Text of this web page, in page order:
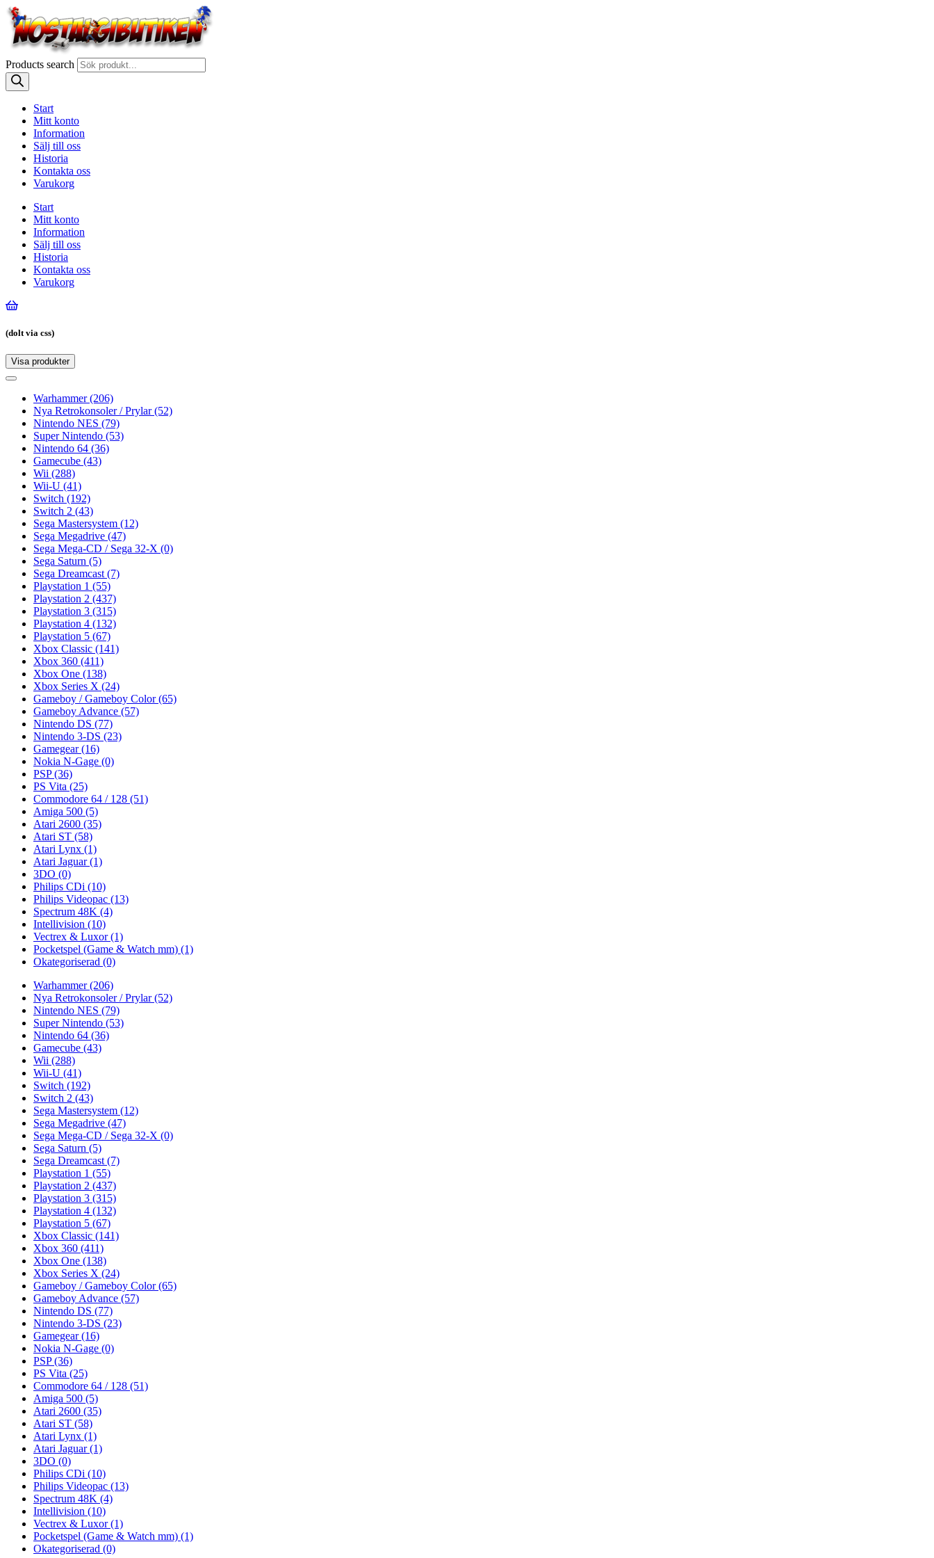
Products search
Start
Mitt konto
Information
Sälj till oss
Historia
Kontakta oss
Varukorg
Start
Mitt konto
Information
Sälj till oss
Historia
Kontakta oss
Varukorg
(dolt via css)
Visa produkter
Toggle
Toggle
navigationWarhammer(206)
Nya Retrokonsoler / Prylar(52)
Nintendo NES (79)
Super Nintendo (53)
Nintendo 64 (36)
Gamecube (43)
Wii (288)
Wii-U (41)
Switch (192)
Switch 2 (43)
Sega Mastersystem (12)
Sega Megadrive (47)
Sega Mega-CD / Sega 32-X (0)
Sega Saturn (5)
Sega Dreamcast (7)
Playstation 1 (55)
Playstation 2 (437)
Playstation 3 (315)
Playstation 4 (132)
Playstation 5 (67)
Xbox Classic (141)
Xbox 360 (411)
Xbox One (138)
Xbox Series X (24)
Gameboy / Gameboy Color(65)
Gameboy Advance (57)
Nintendo DS (77)
Nintendo 3-DS (23)
Gamegear(16)
Nokia N-Gage (0)
PSP(36)
PS Vita (25)
Commodore 64 / 128 (51)
Amiga 500 (5)
Atari 2600 (35)
Atari ST (58)
Atari Lynx (1)
Atari Jaguar(1)
3DO (0)
Philips CDi (10)
Philips Videopac (13)
Spectrum 48K (4)
Intellivision (10)
Vectrex & Luxor(1)
Pocketspel (Game & Watch mm) (1)
Okategoriserad (0)
Warhammer(206)
Nya Retrokonsoler / Prylar(52)
Nintendo NES (79)
Super Nintendo (53)
Nintendo 64 (36)
Gamecube (43)
Wii (288)
Wii-U (41)
Switch (192)
Switch 2 (43)
Sega Mastersystem (12)
Sega Megadrive (47)
Sega Mega-CD / Sega 32-X (0)
Sega Saturn (5)
Sega Dreamcast (7)
Playstation 1 (55)
Playstation 2 (437)
Playstation 3 (315)
Playstation 4 (132)
Playstation 5 (67)
Xbox Classic (141)
Xbox 360 (411)
Xbox One (138)
Xbox Series X (24)
Gameboy / Gameboy Color(65)
Gameboy Advance (57)
Nintendo DS (77)
Nintendo 3-DS (23)
Gamegear(16)
Nokia N-Gage (0)
PSP(36)
PS Vita (25)
Commodore 64 / 128 (51)
Amiga 500 (5)
Atari 2600 (35)
Atari ST (58)
Atari Lynx (1)
Atari Jaguar(1)
3DO (0)
Philips CDi (10)
Philips Videopac (13)
Spectrum 48K (4)
Intellivision (10)
Vectrex & Luxor(1)
Pocketspel (Game & Watch mm) (1)
Okategoriserad (0)